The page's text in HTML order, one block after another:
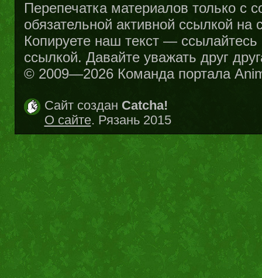
Перепечатка материалов только с
обязательной активной ссылкой на
Копируете наш текст —
ссылкой. Давайте уважать друг
© 2009—2026 Команда портала
Сайт создан Catcha!
О сайте. Рязань 2015